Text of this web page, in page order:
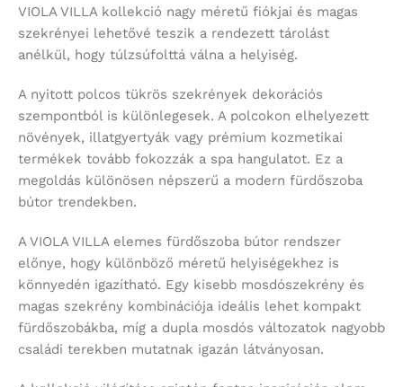
VIOLA VILLA kollekció nagy méretű fiókjai és magas
szekrényei lehetővé teszik a rendezett tárolást
anélkül, hogy túlzsúfolttá válna a helyiség.
A nyitott polcos tükrös szekrények dekorációs
szempontból is különlegesek. A polcokon elhelyezett
növények, illatgyertyák vagy prémium kozmetikai
termékek tovább fokozzák a spa hangulatot. Ez a
megoldás különösen népszerű a modern fürdőszoba
bútor trendekben.
A VIOLA VILLA elemes fürdőszoba bútor rendszer
előnye, hogy különböző méretű helyiségekhez is
könnyedén igazítható. Egy kisebb mosdószekrény és
magas szekrény kombinációja ideális lehet kompakt
fürdőszobákba, míg a dupla mosdós változatok nagyobb
családi terekben mutatnak igazán látványosan.